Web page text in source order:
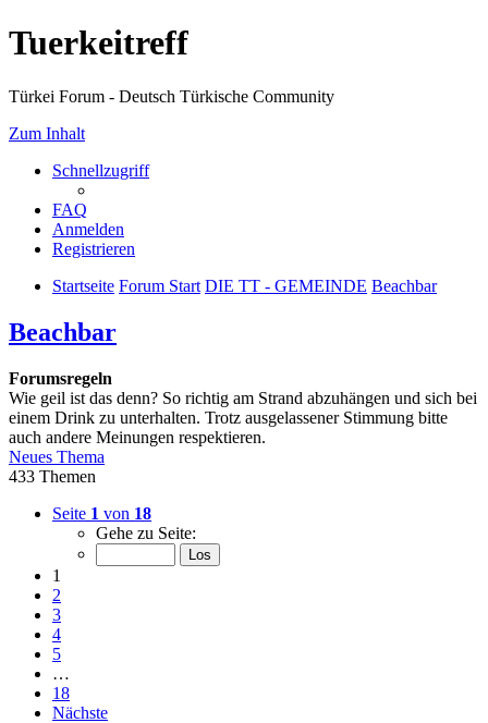
Tuerkeitreff
Türkei Forum - Deutsch Türkische Community
Zum Inhalt
Schnellzugriff
FAQ
Anmelden
Registrieren
Startseite Forum Start DIE TT - GEMEINDE Beachbar
Beachbar
Forumsregeln
Wie geil ist das denn? So richtig am Strand abzuhängen und sich bei
einem Drink zu unterhalten. Trotz ausgelassener Stimmung bitte
auch andere Meinungen respektieren.
Neues Thema
433 Themen
Seite 1 von 18
Gehe zu Seite:
1
2
3
4
5
…
18
Nächste